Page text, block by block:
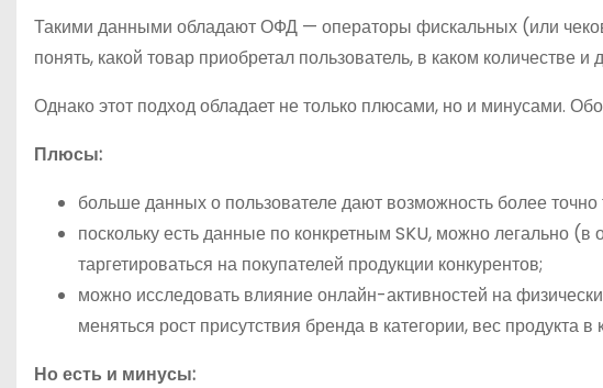
Такими данными обладают ОФД — операторы фискальных (или
понять, какой товар приобретал пользователь, в каком количестве и
Однако этот подход обладает не только плюсами, но и минусами.
Плюсы:
больше данных о пользователе дают возможность более точно
поскольку есть данные по конкретным SKU, можно легально
таргетироваться на покупателей продукции конкурентов;
можно исследовать влияние онлайн-активностей на
меняться рост присутствия бренда в категории, вес продукта
Но есть и минусы: